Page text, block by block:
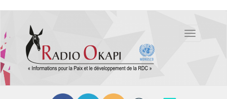
contenu
principal
Toggle